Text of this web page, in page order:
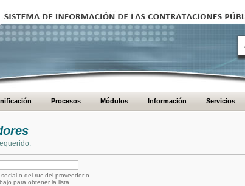
Procesos Módulos Información Servicios
o del ruc del proveedor o
para obtener la lista